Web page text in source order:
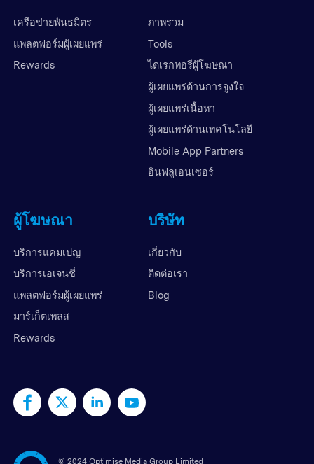
เครือข่ายพันธมิตร
แพลตฟอร์มผู้เผยแพร่
Rewards
ภาพรวม
Tools
ไดเรกทอรีผู้โฆษณา
ผู้เผยแพร่ด้านการจูงใจ
ผู้เผยแพร่เนื้อหา
ผู้เผยแพร่ด้านเทคโนโลยี
Mobile App Partners
อินฟลูเอนเซอร์
ผู้โฆษณา
บริการแคมเปญ
บริการเอเจนซี่
แพลตฟอร์มผู้เผยแพร่
มาร์เก็ตเพลส
Rewards
บริษัท
เกี่ยวกับ
ติดต่อเรา
Blog
© 2024 Optimise Media Group Limited